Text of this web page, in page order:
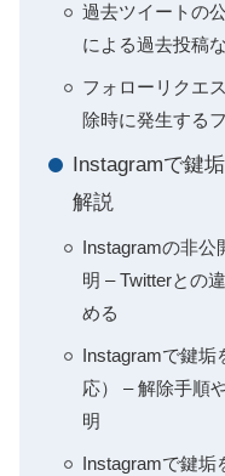
過去ツイートの
による過去投稿
フォローリクエ
除時に発生する
Instagramで鍵
解説
Instagramの非公
明 – Twitterとの
める
Instagramで鍵垢
応） – 解除手順
明
Instagramで鍵垢